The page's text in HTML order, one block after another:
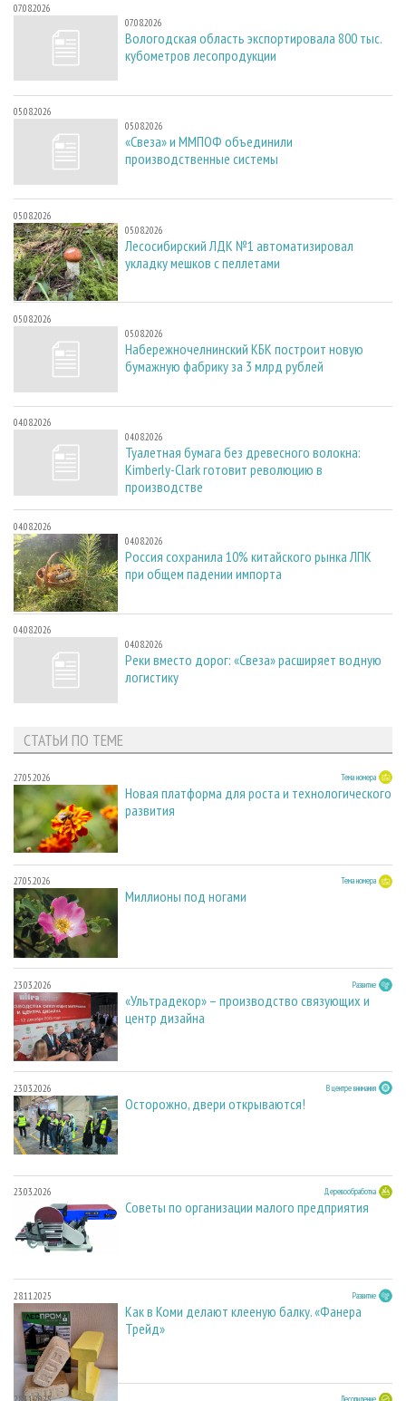
07.08.2026
07.08.2026
Вологодская область экспортировала 800 тыс.
кубометров лесопродукции
05.08.2026
05.08.2026
«Свеза» и ММПОФ объединили
производственные системы
05.08.2026
05.08.2026
Лесосибирский ЛДК №1 автоматизировал
укладку мешков с пеллетами
05.08.2026
05.08.2026
Набережночелнинский КБК построит новую
бумажную фабрику за 3 млрд рублей
04.08.2026
04.08.2026
Туалетная бумага без древесного волокна:
Kimberly-Clark готовит революцию в
производстве
04.08.2026
04.08.2026
Россия сохранила 10% китайского рынка ЛПК
при общем падении импорта
04.08.2026
04.08.2026
Реки вместо дорог: «Свеза» расширяет водную
логистику
СТАТЬИ ПО ТЕМЕ
27.05.2026 Тема номера
Новая платформа для роста и технологического
развития
27.05.2026 Тема номера
Миллионы под ногами
23.03.2026 Развитие
«Ультрадекор» – производство связующих и
центр дизайна
23.03.2026 В центре внимания
Осторожно, двери открываются!
23.03.2026 Деревообработка
Советы по организации малого предприятия
28.11.2025 Развитие
Как в Коми делают клееную балку. «Фанера
Трейд»